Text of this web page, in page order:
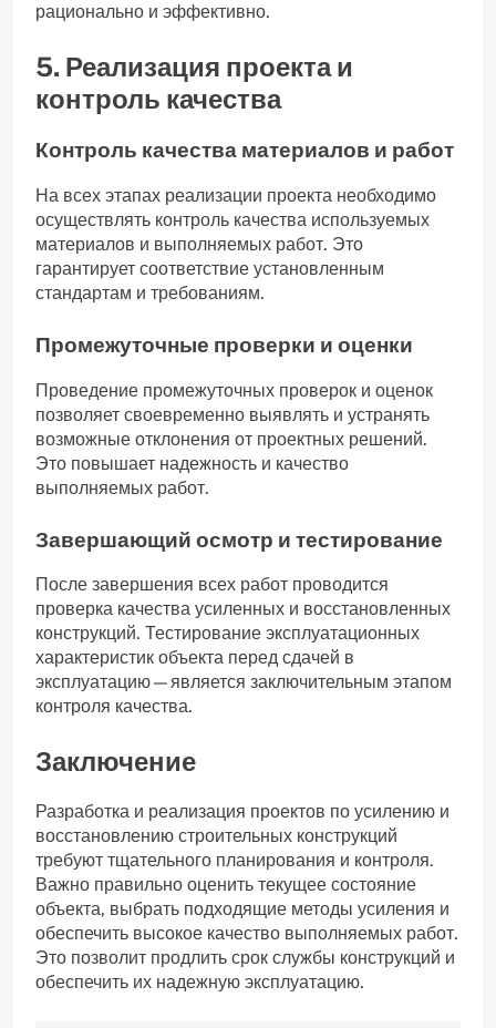
рационально и эффективно.
5. Реализация проекта и
контроль качества
Контроль качества материалов и работ
На всех этапах реализации проекта необходимо
осуществлять контроль качества используемых
материалов и выполняемых работ. Это
гарантирует соответствие установленным
стандартам и требованиям.
Промежуточные проверки и оценки
Проведение промежуточных проверок и оценок
позволяет своевременно выявлять и устранять
возможные отклонения от проектных решений.
Это повышает надежность и качество
выполняемых работ.
Завершающий осмотр и тестирование
После завершения всех работ проводится
проверка качества усиленных и восстановленных
конструкций. Тестирование эксплуатационных
характеристик объекта перед сдачей в
эксплуатацию—является заключительным этапом
контроля качества.
Заключение
Разработка и реализация проектов по усилению и
восстановлению строительных конструкций
требуют тщательного планирования и контроля.
Важно правильно оценить текущее состояние
объекта, выбрать подходящие методы усиления и
обеспечить высокое качество выполняемых работ.
Это позволит продлить срок службы конструкций и
обеспечить их надежную эксплуатацию.